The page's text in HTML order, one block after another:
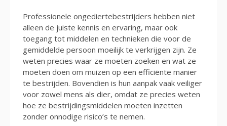
Professionele ongediertebestrijders hebben niet
alleen de juiste kennis en ervaring, maar ook
toegang tot middelen en technieken die voor de
gemiddelde persoon moeilijk te verkrijgen zijn. Ze
weten precies waar ze moeten zoeken en wat ze
moeten doen om muizen op een efficiënte manier
te bestrijden. Bovendien is hun aanpak vaak veiliger
voor zowel mens als dier, omdat ze precies weten
hoe ze bestrijdingsmiddelen moeten inzetten
zonder onnodige risico’s te nemen.